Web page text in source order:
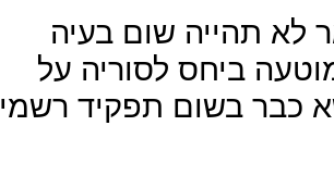
לא תהייה שום בעיה
ביחס לסוריה על
כבר בשום תפקיד רשמי